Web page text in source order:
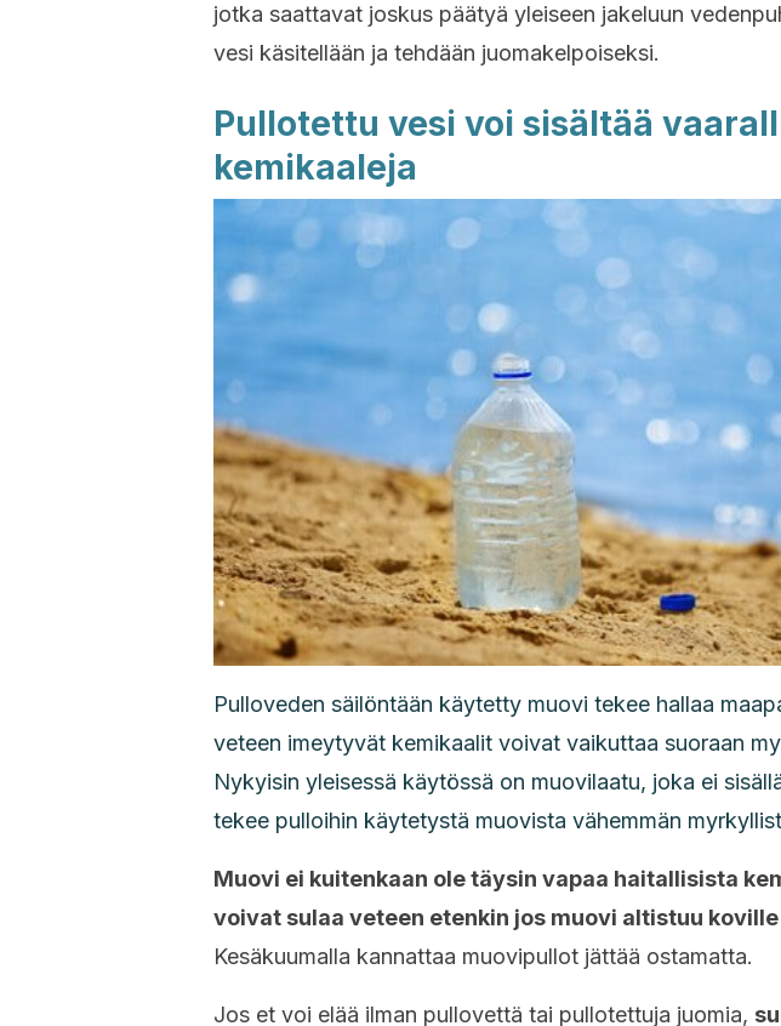
jotka saattavat joskus päätyä yleiseen jakeluun
vesi käsitellään ja tehdään juomakelpoiseksi.
Pullotettu vesi voi sisältää
kemikaaleja
Pulloveden säilöntään käytetty muovi tekee hallaa
veteen imeytyvät kemikaalit voivat vaikuttaa suoraan
Nykyisin yleisessä käytössä on muovilaatu, joka ei
tekee pulloihin käytetystä muovista vähemmän
Muovi ei kuitenkaan ole täysin vapaa haitallisista
voivat sulaa veteen etenkin jos muovi altistuu
Kesäkuumalla kannattaa muovipullot jättää ostamatta.
Jos et voi elää ilman pullovettä tai pullotettuja juomia,